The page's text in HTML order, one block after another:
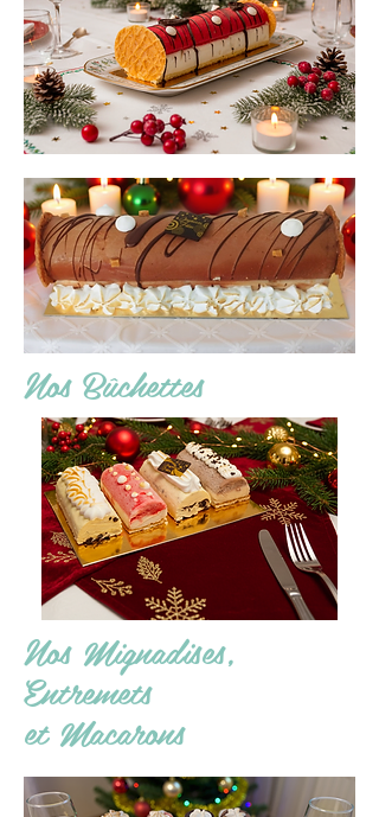
Nos Bûchettes
Nos Mignadises,
Entremets
et Macarons